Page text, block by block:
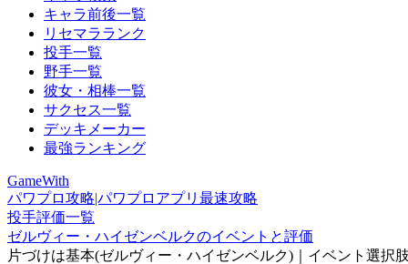
キャラ前後一覧
リセマラランク
投手一覧
野手一覧
彼女・相棒一覧
サクセス一覧
デッキメーカー
最強ランキング
GameWith
パワプロ攻略|パワプロアプリ最速攻略
投手評価一覧
ゼルヴィー・ハイゼンベルクのイベントと評価
片づけは基本(ゼルヴィー・ハイゼンベルク)｜イベント選択